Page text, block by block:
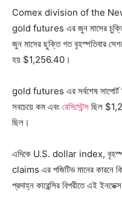
Comex division of the
gold futures এর জুন মাসের
জুন মাসের ছুক্তি গতবৃহস্পতিবার
হয় $1,256.40।
gold futures এর সর্বশেষ
সবচেয়ে কম এবং রেসিস্টেন্স ছিল
ছিল।
এদিকে U.S. dollar index,
claims এর পজিটিভ মানের কারনে
প্রদাহ্ন কারেন্সির বিপরীতে এই